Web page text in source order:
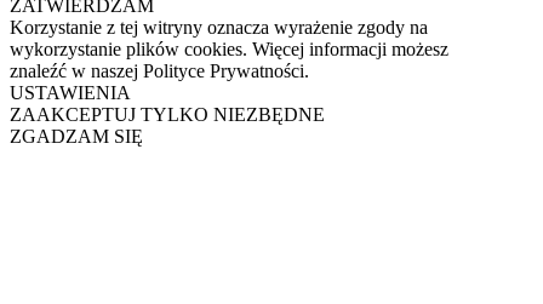
ZATWIERDZAM
Korzystanie z tej witryny oznacza wyrażenie zgody na
wykorzystanie plików cookies. Więcej informacji możesz
znaleźć w naszej Polityce Prywatności.
USTAWIENIA
ZAAKCEPTUJ TYLKO NIEZBĘDNE
ZGADZAM SIĘ